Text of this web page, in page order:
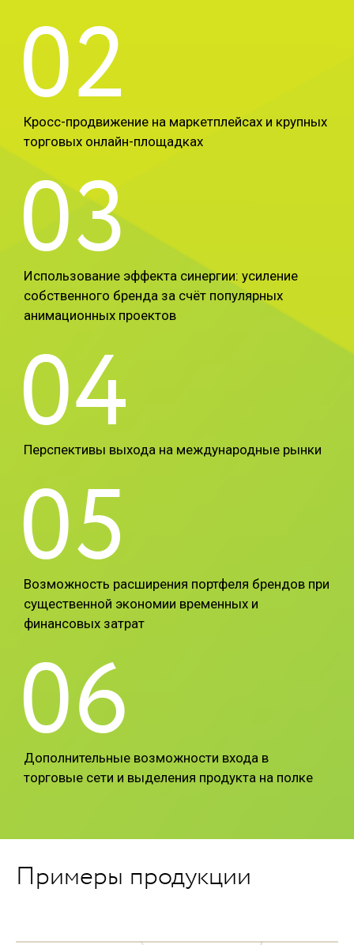
02
Кросс-продвижение на маркетплейсах и крупных
торговых онлайн-площадках
03
Использование эффекта синергии: усиление
собственного бренда за счёт популярных
анимационных проектов
04
Перспективы выхода на международные рынки
05
Возможность расширения портфеля брендов при
существенной экономии временных и
финансовых затрат
06
Дополнительные возможности входа в
торговые сети и выделения продукта на полке
Примеры продукции